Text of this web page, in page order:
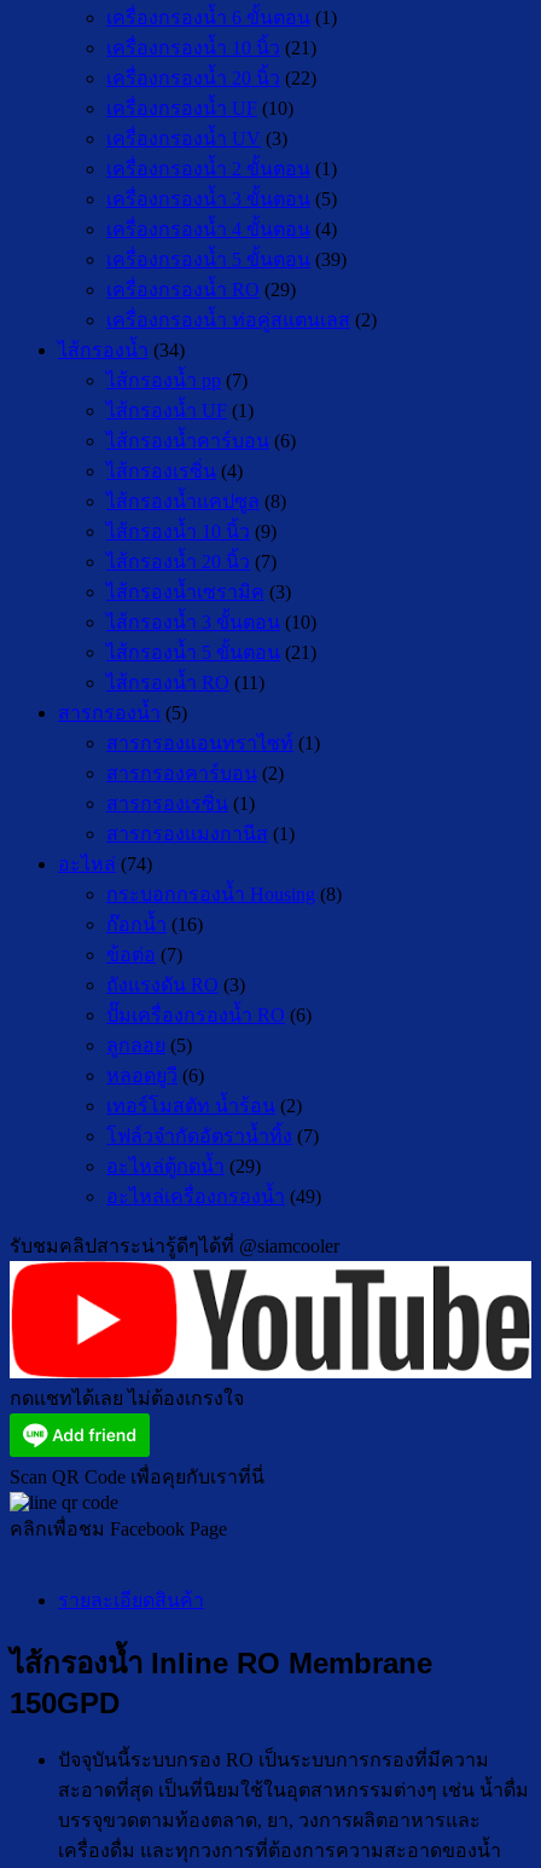
เครื่องกรองน้ำ 6 ขั้นตอน (1)
เครื่องกรองน้ำ 10 นิ้ว (21)
เครื่องกรองน้ำ 20 นิ้ว (22)
เครื่องกรองน้ำ UF (10)
เครื่องกรองน้ำ UV (3)
เครื่องกรองน้ำ 2 ขั้นตอน (1)
เครื่องกรองน้ำ 3 ขั้นตอน (5)
เครื่องกรองน้ำ 4 ขั้นตอน (4)
เครื่องกรองน้ำ 5 ขั้นตอน (39)
เครื่องกรองน้ำ RO (29)
เครื่องกรองน้ำ ท่อคู่สแตนเลส (2)
ไส้กรองน้ำ (34)
ไส้กรองน้ำ pp (7)
ไส้กรองน้ำ UF (1)
ไส้กรองน้ำคาร์บอน (6)
ไส้กรองเรซิ่น (4)
ไส้กรองน้ำแคปซูล (8)
ไส้กรองน้ำ 10 นิ้ว (9)
ไส้กรองน้ำ 20 นิ้ว (7)
ไส้กรองน้ำเซรามิค (3)
ไส้กรองน้ำ 3 ขั้นตอน (10)
ไส้กรองน้ำ 5 ขั้นตอน (21)
ไส้กรองน้ำ RO (11)
สารกรองน้ำ (5)
สารกรองแอนทราไซท์ (1)
สารกรองคาร์บอน (2)
สารกรองเรซิ่น (1)
สารกรองแมงกานีส (1)
อะไหล่ (74)
กระบอกกรองน้ำ Housing (8)
ก๊อกน้ำ (16)
ข้อต่อ (7)
ถังแรงดัน RO (3)
ปั๊มเครื่องกรองน้ำ RO (6)
ลูกลอย (5)
หลอดยูวี (6)
เทอร์โมสตัท น้ำร้อน (2)
โฟล์วจำกัดอัตราน้ำทิ้ง (7)
อะไหล่ตู้กดน้ำ (29)
อะไหล่เครื่องกรองน้ำ (49)
รับชมคลิปสาระน่ารู้ดีๆได้ที่ @siamcooler
กดแชทได้เลย ไม่ต้องเกรงใจ
Scan QR Code เพื่อคุยกับเราที่นี่
คลิกเพื่อชม Facebook Page
รายละเอียดสินค้า
ไส้กรองน้ำ Inline RO Membrane
150GPD
ปัจจุบันนี้ระบบกรอง RO เป็นระบบการกรองที่มีความ
สะอาดที่สุด เป็นที่นิยมใช้ในอุตสาหกรรมต่างๆ เช่น น้ำดื่ม
บรรจุขวดตามท้องตลาด, ยา, วงการผลิตอาหารและ
เครื่องดื่ม และทุกวงการที่ต้องการความสะอาดของน้ำ